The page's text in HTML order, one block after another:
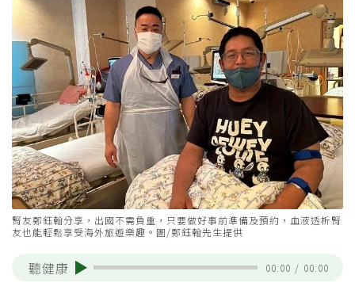
腎友鄭鈺翰分享，出國不需負重，只要做好事前準備及預約，血液透析腎
友也能輕鬆享受海外旅遊樂趣。圖/鄭鈺翰先生提供
聽健康 00:00 / 00:00